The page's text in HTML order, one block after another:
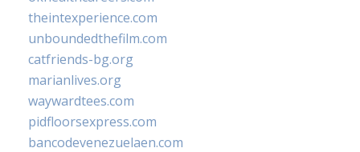
theintexperience.com
unboundedthefilm.com
catfriends-bg.org
marianlives.org
waywardtees.com
pidfloorsexpress.com
bancodevenezuelaen.com